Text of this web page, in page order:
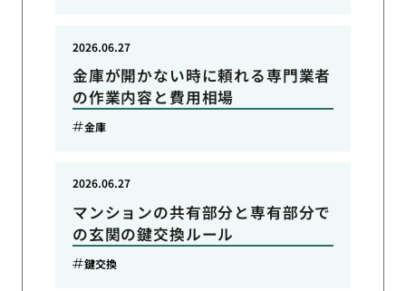
金庫が開かない時に頼れる専門業者
の作業内容と費用相場
2026.06.27
金庫
マンションの共有部分と専有部分で
の玄関の鍵交換ルール
2026.06.27
鍵交換